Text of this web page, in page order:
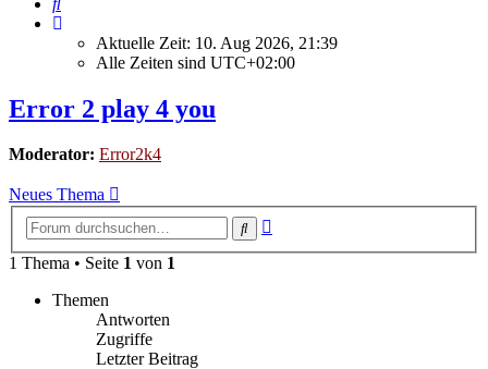
Aktuelle Zeit: 10. Aug 2026, 21:39
Alle Zeiten sind UTC+02:00
Error 2 play 4 you
Moderator: Error2k4
Neues Thema
Suche
1 Thema • Seite 1 von 1
Themen
Antworten
Zugriffe
Letzter Beitrag